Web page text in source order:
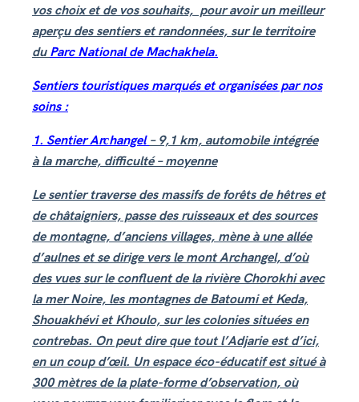
vos choix et de vos souhaits, pour avoir un meilleur
aperçu des sentiers et randonnées, sur le territoire
duParc National de Machakhela.
Sentiers touristiques marqués et organisées par nos
soins :
1. Sentier Arсhangel– 9,1 km, automobile intégrée
à la marche, difficulté – moyenne
Le sentier traverse des massifs de forêts de hêtres et
de châtaigniers, passe des ruisseaux et des sources
de montagne, d’anciens villages, mène à une allée
d’aulnes et se dirige vers le mont Archangel, d’où
des vues sur le confluent de la rivière Chorokhi avec
la mer Noire, les montagnes de Batoumi et Keda,
Shouakhévi et Khoulo, sur les colonies situées en
contrebas. On peut dire que tout l’Adjarie est d’ici,
en un coup d’œil. Un espace éco-éducatif est situé à
300 mètres de la plate-forme d’observation, où